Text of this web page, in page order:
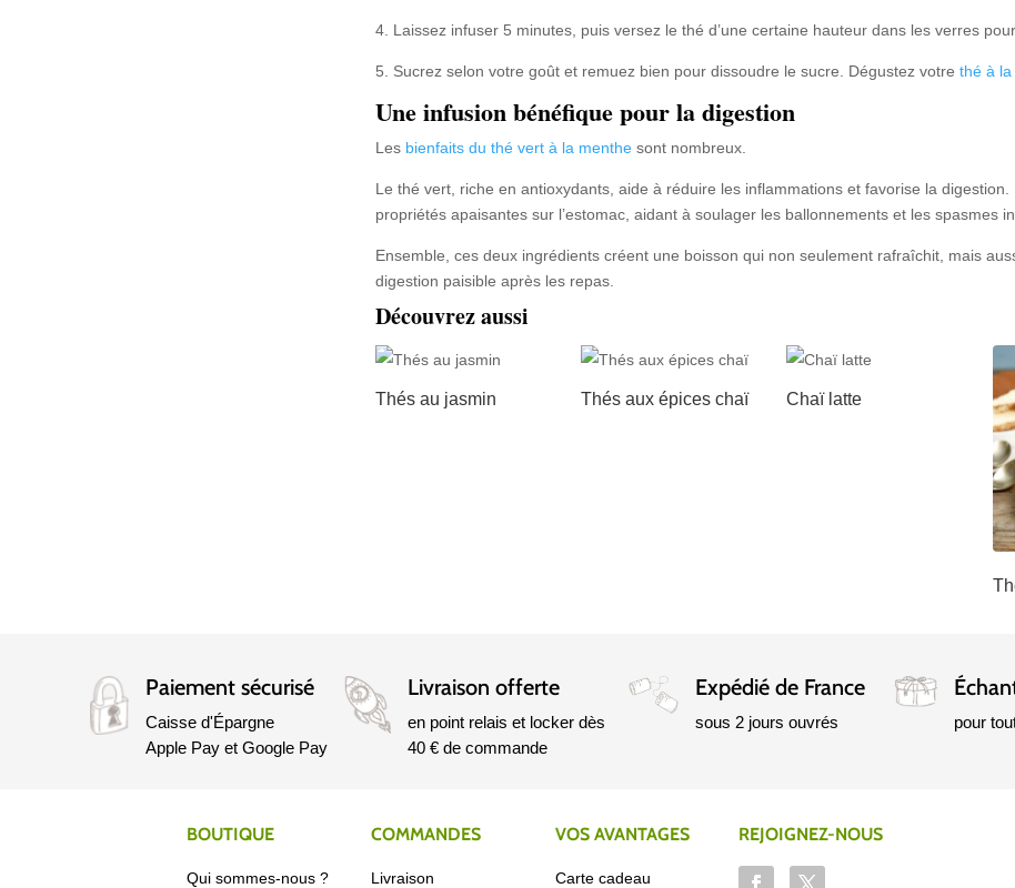
4. Laissez infuser 5 minutes, puis versez le thé d’une certaine hauteur dans les verres
5. Sucrez selon votre goût et remuez bien pour dissoudre le sucre. Dégustez votre thé à
Une infusion bénéfique pour la digestion
Les bienfaits du thé vert à la menthesont nombreux.
Le thé vert, riche en antioxydants, aide à réduire les inflammations et favorise la
propriétés apaisantes sur l’estomac, aidant à soulager les ballonnements et les spasmes
Ensemble, ces deux ingrédients créent une boisson qui non seulement rafraîchit, mais
digestion paisible après les repas.
Découvrez aussi
Thés au jasmin Thés aux épices chaï Chaï latte
Paiement sécurisé
Caisse d'Épargne
Apple Pay et Google Pay
Livraison offerte
en point relais et locker dès
40 € de commande
Expédié de France
sous 2 jours ouvrés pour
BOUTIQUE
Qui sommes-nous ?
COMMANDES
Livraison
VOS AVANTAGES
Carte cadeau
REJOIGNEZ-NOUS